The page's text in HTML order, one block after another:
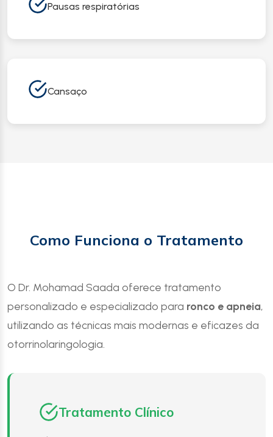
Pausas respiratórias
Cansaço
Como Funciona o Tratamento
O Dr. Mohamad Saada oferece tratamento
personalizado e especializado para ronco e apneia,
utilizando as técnicas mais modernas e eficazes da
otorrinolaringologia.
Tratamento Clínico